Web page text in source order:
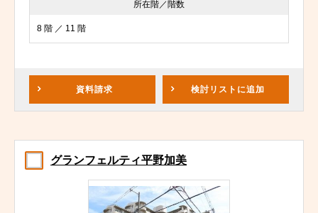
所在階／階数
8 階 ／ 11 階
資料請求 検討リスト に追加
グランフェルティ平野加美